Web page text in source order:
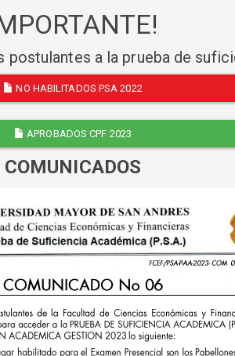
postulantes a la prueba de
NO HABILITADOS PSA 2022
APROBADOS CPF 2023
COMUNICADOS